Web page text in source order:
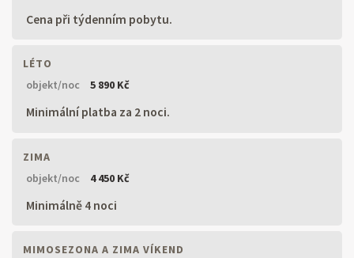
Cena při týdenním pobytu.
LÉTO
objekt/noc
5 890 Kč
Minimální platba za 2 noci.
ZIMA
objekt/noc
4 450 Kč
Minimálně 4 noci
MIMOSEZONA A ZIMA VÍKEND